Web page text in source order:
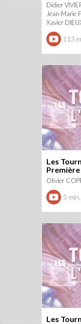
Didier
Jean-Marie
Xavier
113
Les
Olivier
5 min.
Les